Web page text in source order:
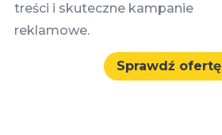
treści i skuteczne kampanie
reklamowe.
Sprawdź ofertę